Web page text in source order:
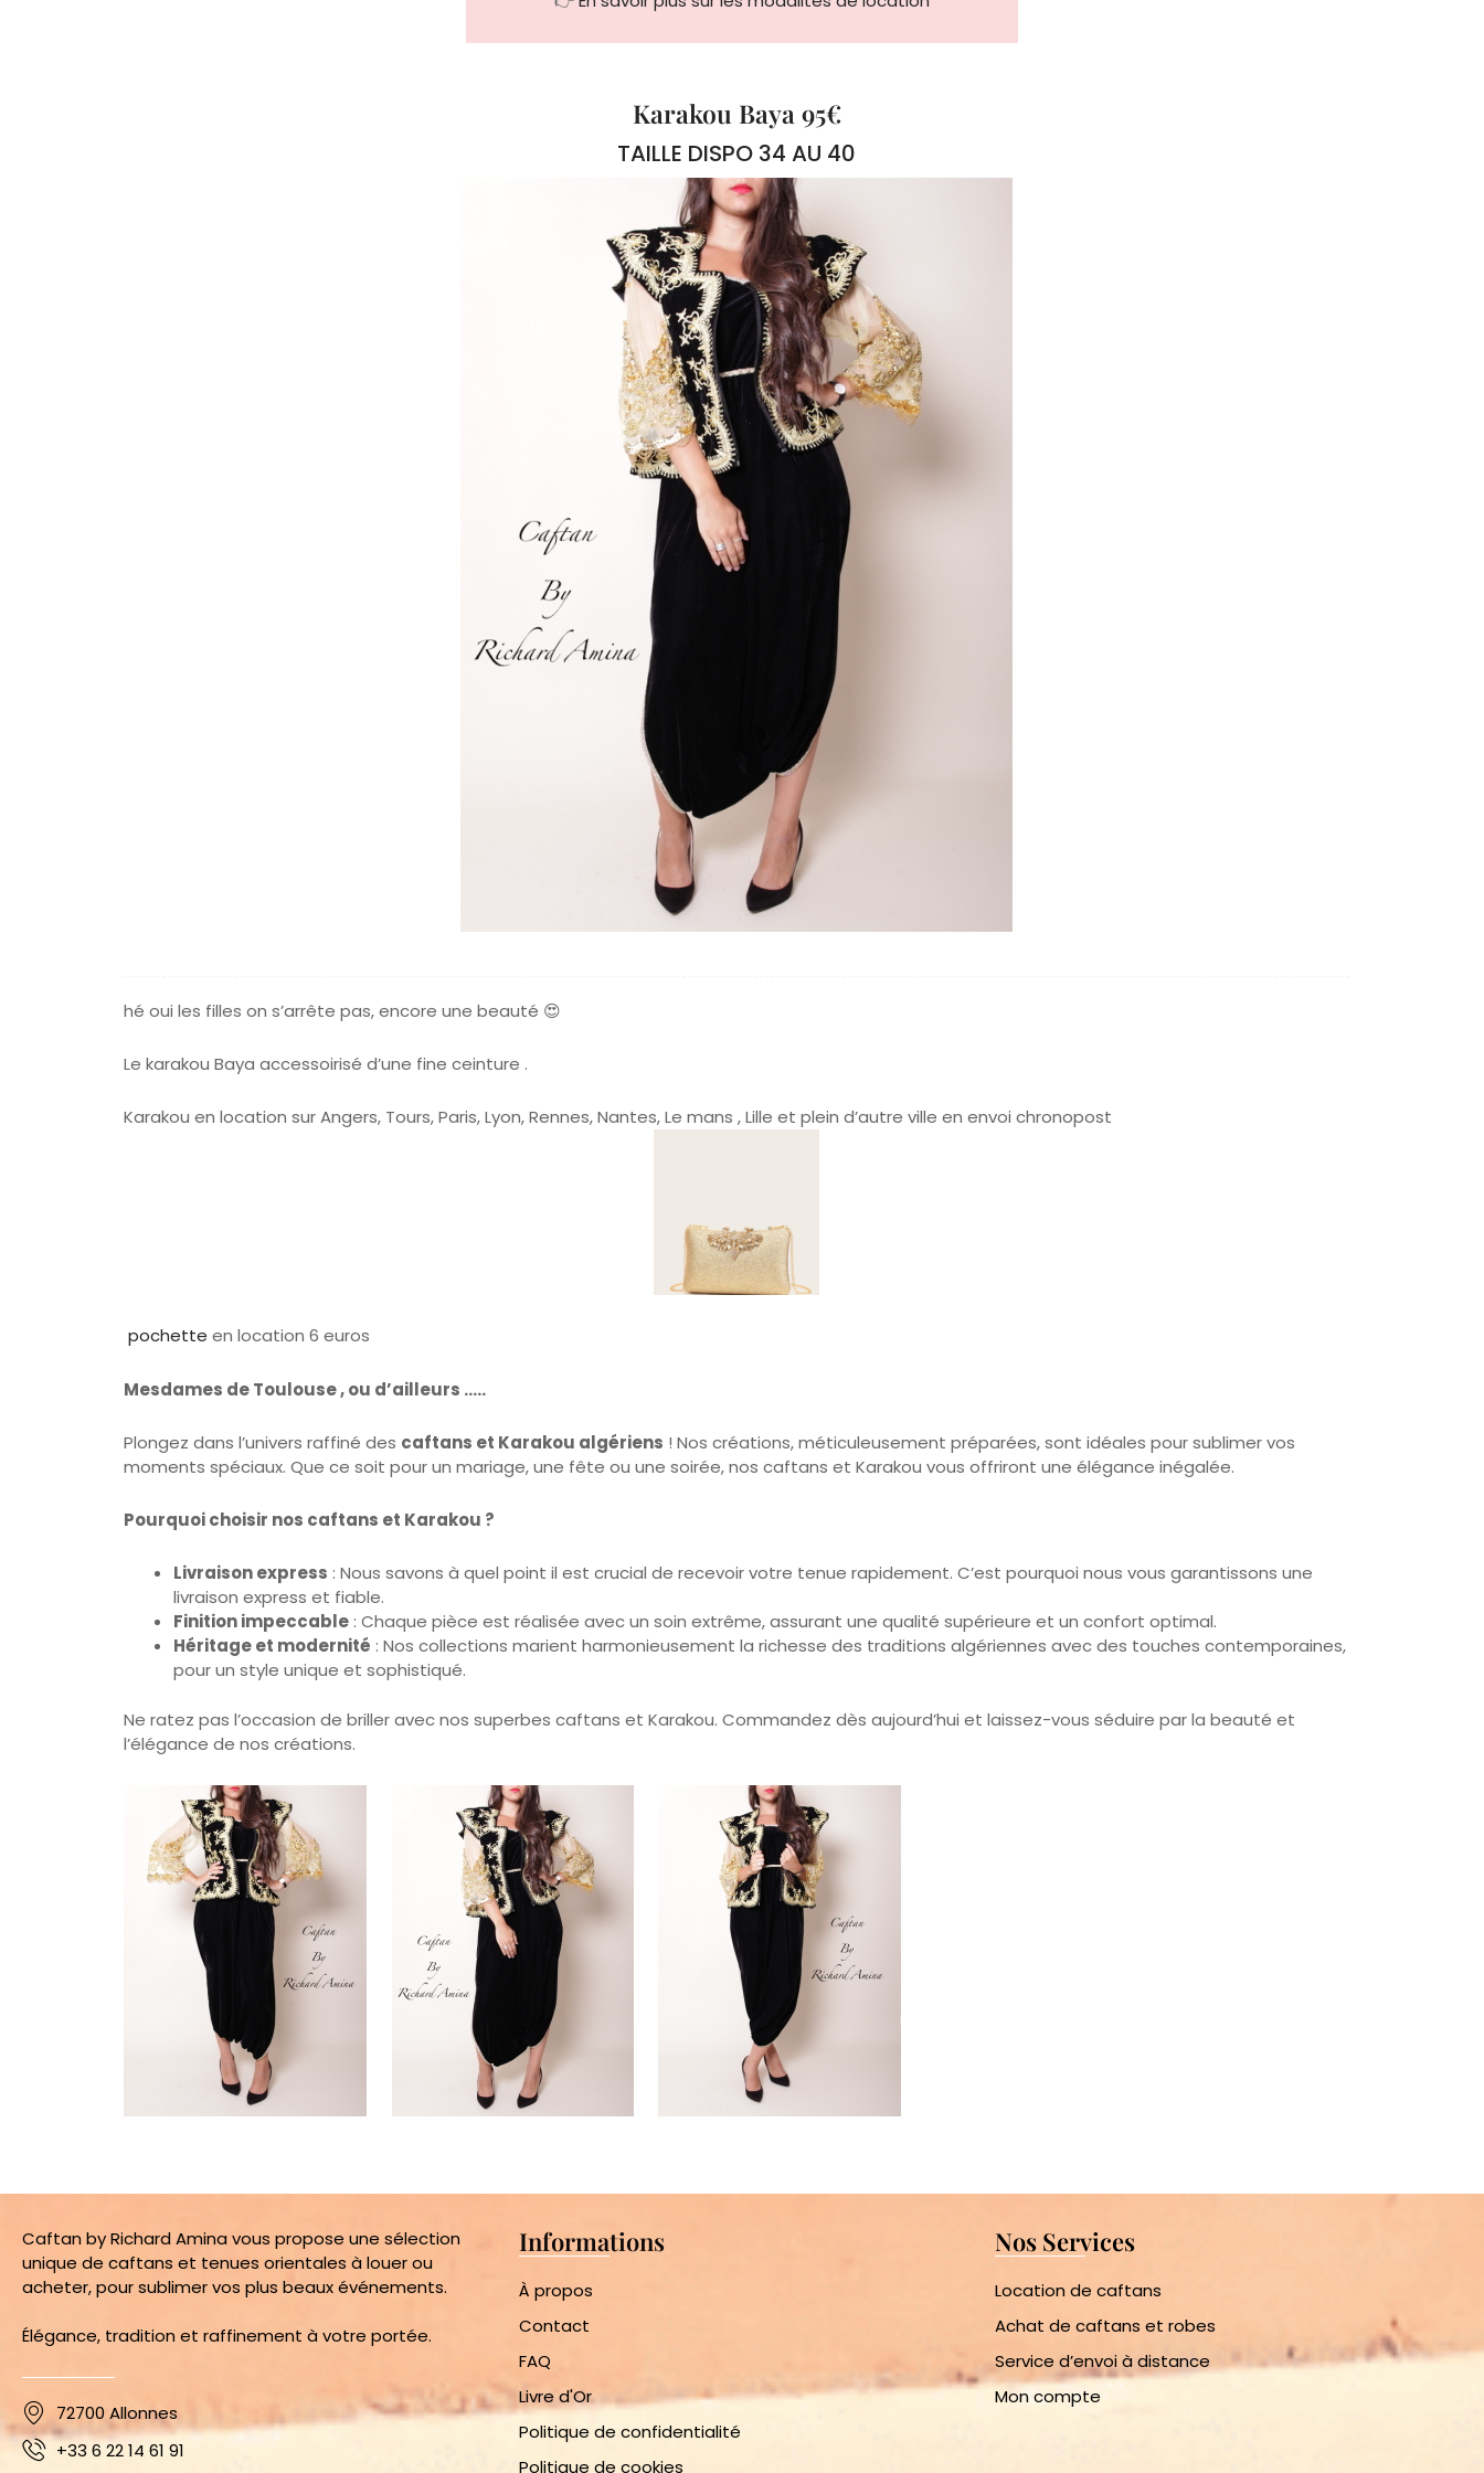
TAILLE DISPO 34 AU 40
Le karakou Baya accessoirisé d’une fine ceinture .
Karakou en location sur Angers, Tours, Paris, Lyon, Rennes, Nantes, Le mans , Lille et plein d’autre ville en envoi chronopost
Mesdames de Toulouse , ou d’ailleurs …..
Plongez dans l’univers raffiné descaftans et Karakou algériens
Pourquoi choisir nos caftans et Karakou ?
Livraison express: Nous savons à quel point il est crucial de recevoir votre tenue rapidement. C’est pourquoi nous vous garantissons une
Finition impeccable: Chaque pièce est réalisée avec un soin extrême, assurant une qualité supérieure et un confort optimal.
Héritage et modernité: Nos collections marient harmonieusement la richesse des traditions algériennes avec des touches contemporaines,
pour un style unique et sophistiqué.
Ne ratez pas l’occasion de briller avec nos superbes caftans et Karakou. Commandez dès aujourd’hui et laissez-vous séduire par la beauté et
Caftan by Richard Amina vous propose une sélection
unique de caftans et tenues orientales à louer ou
acheter, pour sublimer vos plus beaux événements.
Élégance, tradition et raffinement à votre portée.
72700 Allonnes
+33 6 22 14 61 91
Informations
À propos
Contact
FAQ
Livre d'Or
Politique de confidentialité
Politique de cookies
Nos Services
Location de caftans
Achat de caftans et robes
Service d’envoi à distance
Mon compte